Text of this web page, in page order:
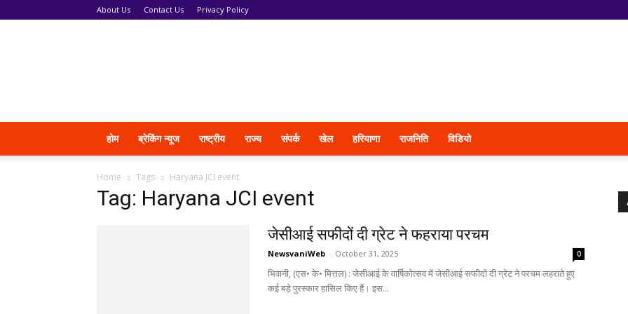
About Us Contact Us Privacy Policy
होम ब्रेकिंग न्यूज राष्ट्रीय राज्य संपर्क खेल हरियाणा राजनिति विडियो
Home Tags Haryana JCI event
Tag: Haryana JCI event
जेसीआई सफीदों दी ग्रेट ने फहराया परचम
NewsvaniWeb - October 31, 2025 0
भिवानी, (एस• के• मित्तल) : जेसीआई के वार्षिकोत्सव में जेसीआई सफीदों दी ग्रेट ने परचम लहराते हुए
कई बड़े पुरस्कार हासिल किए हैं। इस...